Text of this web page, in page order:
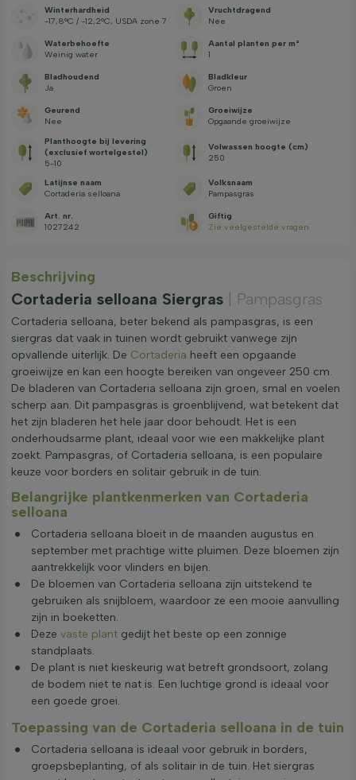
Winterhardheid
-17,8°C / -12,2°C, USDA zone 7
Vruchtdragend
Nee
Waterbehoefte
Weinig water
Aantal planten per m²
1
Bladhoudend
Ja
Bladkleur
Groen
Geurend
Nee
Groeiwijze
Opgaande groeiwijze
Planthoogte bij levering
(exclusief wortelgestel)
5-10
Volwassen hoogte (cm)
250
Latijnse naam
Cortaderia selloana
Volksnaam
Pampasgras
Art. nr.
1027242
Giftig
Zie veelgestelde vragen
Beschrijving
Cortaderia selloana Siergras | Pampasgras
Cortaderia selloana, beter bekend als pampasgras, is een
siergras dat vaak in tuinen wordt gebruikt vanwege zijn
opvallende uiterlijk. De Cortaderia heeft een opgaande
groeiwijze en kan een hoogte bereiken van ongeveer 250 cm.
De bladeren van Cortaderia selloana zijn groen, smal en voelen
scherp aan. Dit pampasgras is groenblijvend, wat betekent dat
het zijn bladeren het hele jaar door behoudt. Het is een
onderhoudsarme plant, ideaal voor wie een makkelijke plant
zoekt. Pampasgras, of Cortaderia selloana, is een populaire
keuze voor borders en solitair gebruik in de tuin.
Belangrijke plantkenmerken van Cortaderia
selloana
Cortaderia selloana bloeit in de maanden augustus en
september met prachtige witte pluimen. Deze bloemen zijn
aantrekkelijk voor vlinders en bijen.
De bloemen van Cortaderia selloana zijn uitstekend te
gebruiken als snijbloem, waardoor ze een mooie aanvulling
zijn in boeketten.
Deze vaste plant gedijt het beste op een zonnige
standplaats.
De plant is niet kieskeurig wat betreft grondsoort, zolang
de bodem niet te nat is. Een luchtige grond is ideaal voor
een goede groei.
Toepassing van de Cortaderia selloana in de tuin
Cortaderia selloana is ideaal voor gebruik in borders,
groepsbeplanting, of als solitair in de tuin. Het siergras